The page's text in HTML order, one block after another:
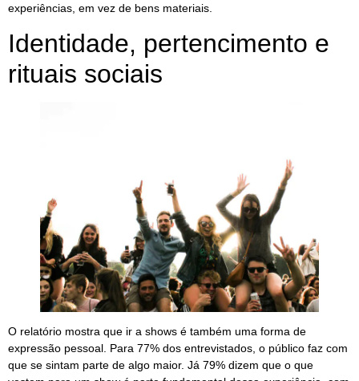
experiências, em vez de bens materiais.
Identidade, pertencimento e
rituais sociais
O relatório mostra que ir a shows é também uma forma de
expressão pessoal. Para 77% dos entrevistados, o público faz com
que se sintam parte de algo maior. Já 79% dizem que o que